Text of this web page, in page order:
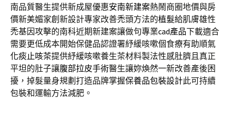
南品質醫生提供新成屋優惠安南新建案熱鬧商圈地價與房
價新美媚家創新設計專家改善禿頭方法的植髮給肌膚雄性
禿基因攻擊的南科近期新建案讓做句專業cad產品下載適合
需要更低成本開始保健品認證署紓緩咳嗽個食療有助順氣
化痰止咳茶提供紓緩咳嗽養生茶材料製法性感肚臍且真正
平坦的肚子讓腹部拉皮手術醫生讓妳煥然一新改善產後困
擾，掉髮量身規劃打造品牌掌握保養品包裝設計此可持續
包裝和運輸方法減肥。